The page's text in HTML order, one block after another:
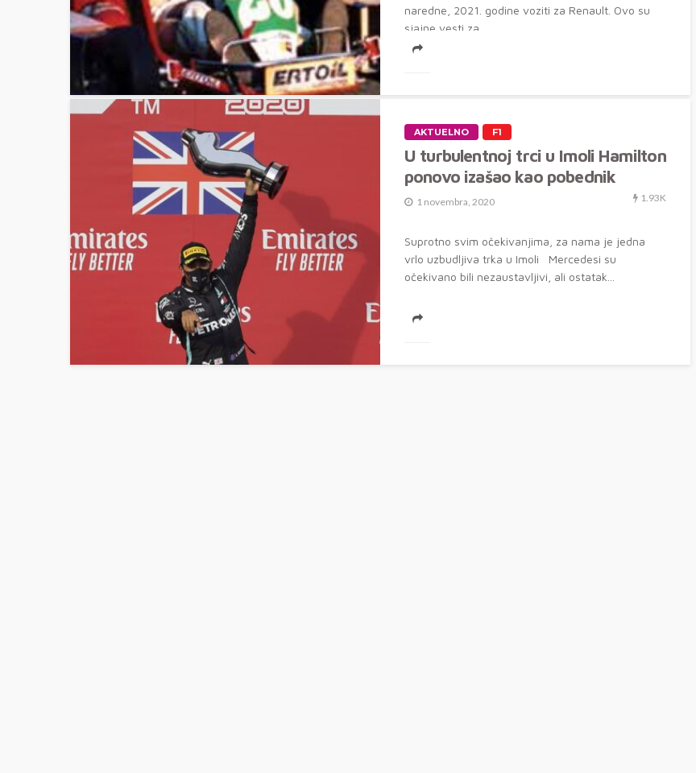
naredne, 2021. godine voziti za Renault. Ovo su
sjajne vesti za...
AKTUELNO F1
U turbulentnoj trci u Imoli Hamilton
ponovo izašao kao pobednik
1 novembra, 2020 1.93K
Suprotno svim očekivanjima, za nama je jedna
vrlo uzbudljiva trka u Imoli Mercedesi su
očekivano bili nezaustavljivi, ali ostatak...